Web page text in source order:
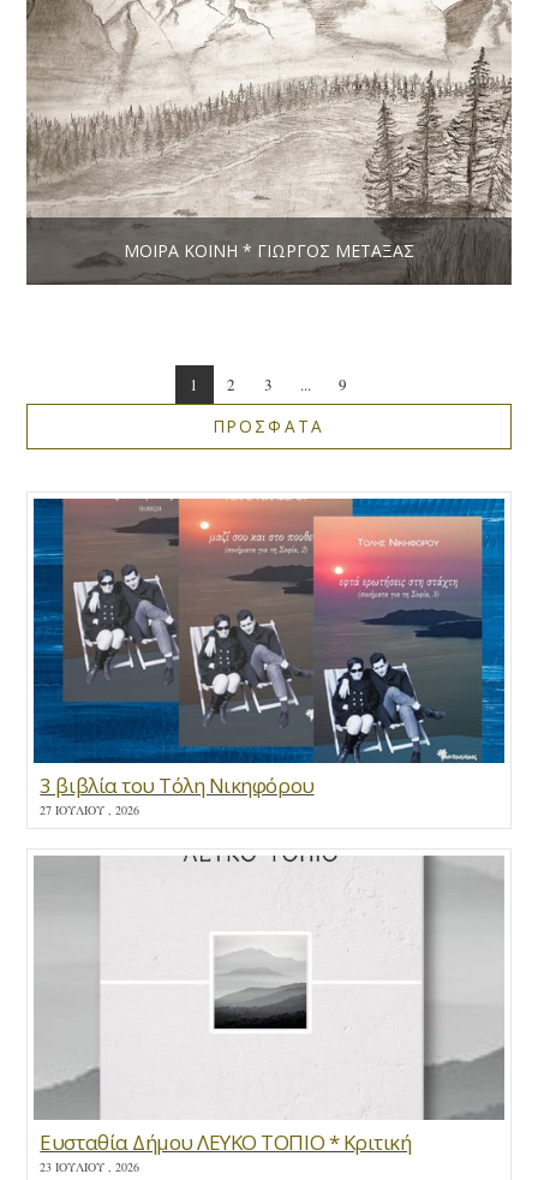
ΜΟΙΡΑ ΚΟΙΝΗ * ΓΙΏΡΓΟΣ ΜΕΤΑΞΆΣ
1 2 3 ... 9
ΠΡΟΣΦΑΤΑ
3 βιβλία του Τόλη Νικηφόρου
27 ΙΟΥΛΊΟΥ , 2026
Ευσταθία Δήμου ΛΕΥΚΟ ΤΟΠΙΟ * Κριτική
23 ΙΟΥΛΊΟΥ , 2026